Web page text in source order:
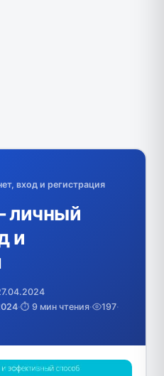
вход и регистрация
личный
и
·⏱️ 9 мин чтения· 197·